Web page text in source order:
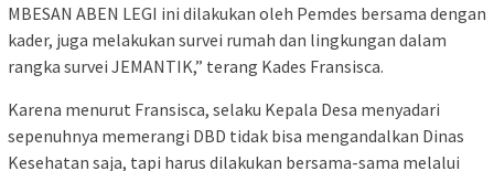
MBESAN ABEN LEGI ini dilakukan oleh Pemdes bersama dengan
kader, juga melakukan survei rumah dan lingkungan dalam
rangka survei JEMANTIK,” terang Kades Fransisca.
Karena menurut Fransisca, selaku Kepala Desa menyadari
sepenuhnya memerangi DBD tidak bisa mengandalkan Dinas
Kesehatan saja, tapi harus dilakukan bersama-sama melalui